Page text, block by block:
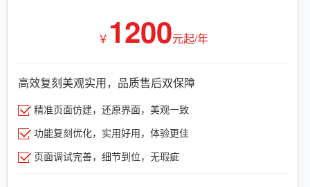
￥ 1200元起/年
高效复刻美观实用，品质售后双保障
精准页面仿建，还原界面，美观一致
功能复刻优化，实用好用，体验更佳
页面调试完善，细节到位，无瑕疵